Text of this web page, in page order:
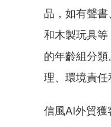
品，如有聲
和木製玩具
的年齡組分
理、環境責任
信風AI外貿獲